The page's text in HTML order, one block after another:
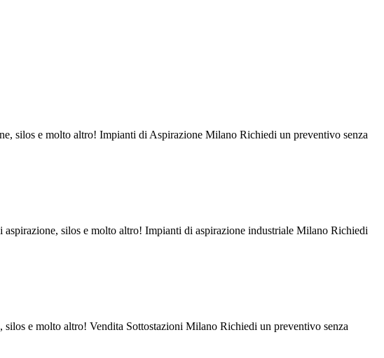
silos e molto altro! Impianti di Aspirazione Milano Richiedi un preventivo senza
silos e molto altro! Impianti di aspirazione industriale Milano Richiedi
e molto altro! Vendita Sottostazioni Milano Richiedi un preventivo senza